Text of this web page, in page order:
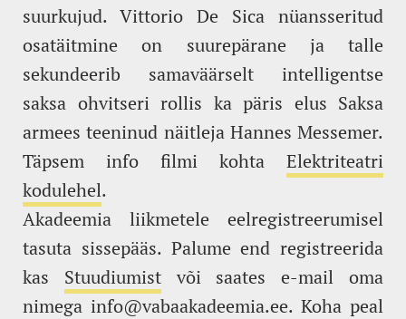
suurkujud. Vittorio De Sica nüansseritud
osatäitmine on suurepärane ja talle
sekundeerib samaväärselt intelligentse
saksa ohvitseri rollis ka päris elus Saksa
armees teeninud näitleja Hannes Messemer.
Täpsem info filmi kohta Elektriteatri
kodulehel.
Akadeemia liikmetele eelregistreerumisel
tasuta sissepääs. Palume end registreerida
kas Stuudiumistvõi saates e-mail oma
nimega info@vabaakadeemia.ee. Koha peal